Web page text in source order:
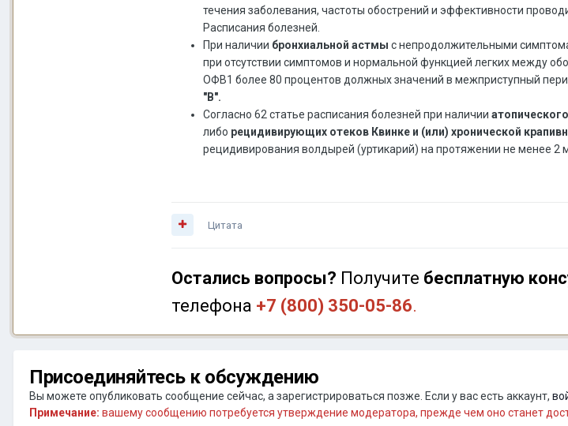
течения заболевания, частоты обострений и эффективности
Расписания болезней.
При наличии бронхиальной астмы с непродолжительными
при отсутствии симптомов и нормальной функцией легких между
ОФВ1 более 80 процентов должных значений в межприступный
"В".
Согласно 62 статье расписания болезней при наличии
либо рецидивирующих отеков Квинке и (или) хронической
рецидивирования волдырей (уртикарий) на протяжении не менее 2
Цитата
Остались вопросы? Получите бесплатную
телефона +7 (800) 350-05-86.
Присоединяйтесь к обсуждению
Вы можете опубликовать сообщение сейчас, а зарегистрироваться позже. Если у вас есть аккаунт,
Примечание: вашему сообщению потребуется утверждение модератора, прежде чем оно станет